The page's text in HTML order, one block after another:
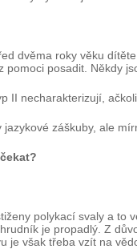
dvěma roky věku
pomoci posadit. Někdy
II necharakterizují,
záškuby, ale
polykací svaly a
je propadlý. Z
je však třeba vzít na